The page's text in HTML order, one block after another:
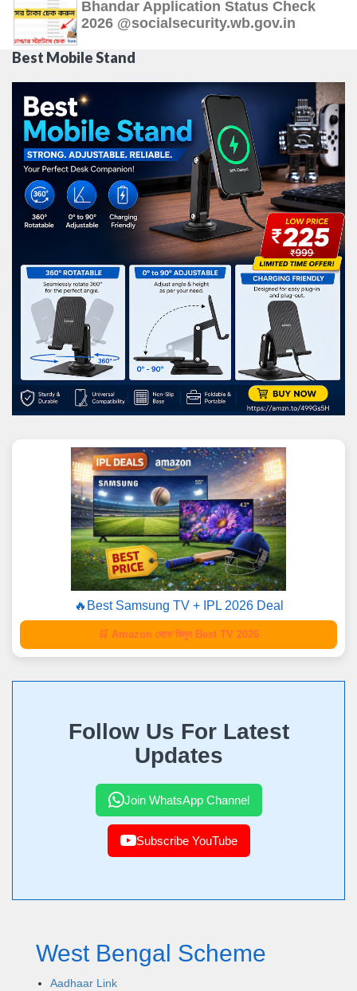
Bhandar Application Status Check
2026 @socialsecurity.wb.gov.in
Best Mobile Stand
🔥Best Samsung TV + IPL 2026 Deal
🛒 Amazon থেকে কিনুন Best TV 2026
Follow Us For Latest
Updates
Join WhatsApp Channel
Subscribe YouTube
West Bengal Scheme
Aadhaar Link